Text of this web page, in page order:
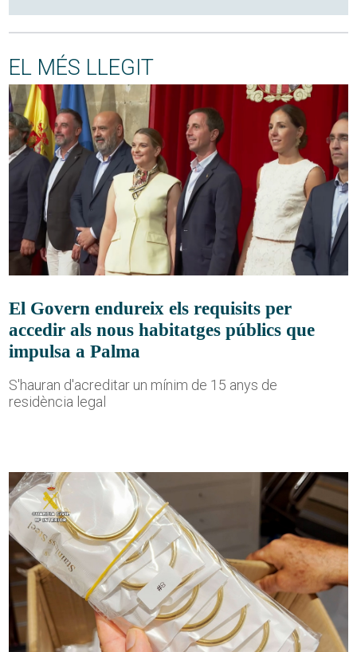
EL MÉS LLEGIT
El Govern endureix els requisits per
accedir als nous habitatges públics que
impulsa a Palma
S'hauran d'acreditar un mínim de 15 anys de
residència legal